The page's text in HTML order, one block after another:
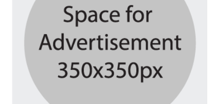
৫ দিন আগে
বর্ষার পানিতে টইটুম্বুর চলনবিলাঞ্চলে
বাড়ছে ডিঙি নৌকার চাহিদা
গুরুদাসপুরে সাত ইঞ্চি জমির দাবীতে
দুই মামলা-হয়রানীর অভিযোগ